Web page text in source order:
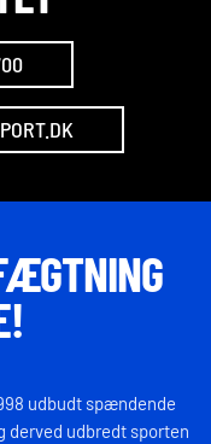
udbudt spændende
udbredt sporten